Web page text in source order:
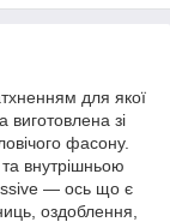
для якої
виготовлена зі
фасону.
внутрішньою
— ось що є
оздоблення,